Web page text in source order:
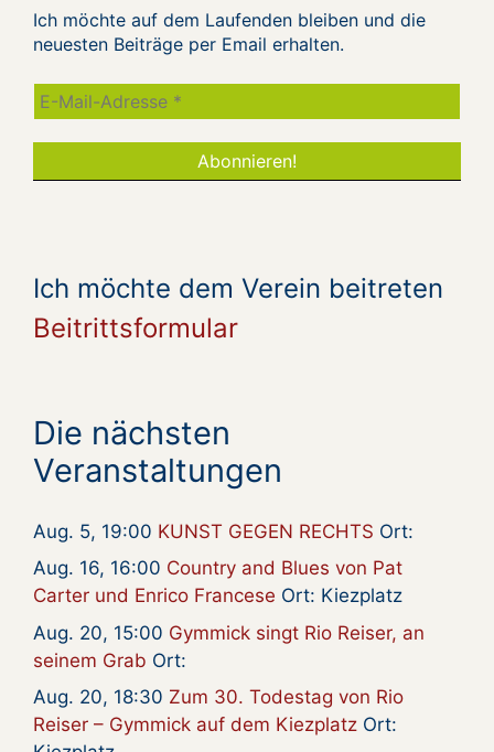
Ich möchte auf dem Laufenden bleiben und die
neuesten Beiträge per Email erhalten.
Ich möchte dem Verein beitreten
Beitrittsformular
Die nächsten
Veranstaltungen
Aug. 5, 19:00 KUNST GEGEN RECHTS Ort:
Aug. 16, 16:00 Country and Blues von Pat
Carter und Enrico Francese Ort: Kiezplatz
Aug. 20, 15:00 Gymmick singt Rio Reiser, an
seinem Grab Ort:
Aug. 20, 18:30 Zum 30. Todestag von Rio
Reiser – Gymmick auf dem Kiezplatz Ort: